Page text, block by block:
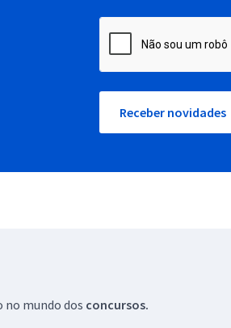
Receber novidades
no mundo dos concursos.